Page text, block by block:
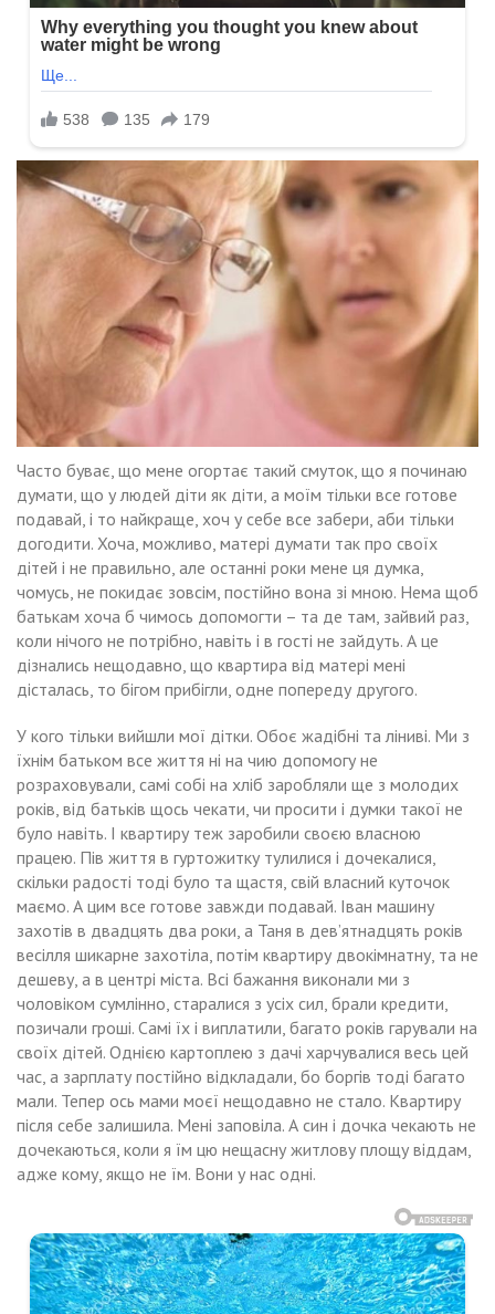
Часто буває, що мене огортає такий смуток, що я починаю
думати, що у людей діти як діти, а моїм тільки все готове
подавай, і то найкраще, хоч у себе все забери, аби тільки
догодити. Хоча, можливо, матері думати так про своїх
дітей і не правильно, але останні роки мене ця думка,
чомусь, не покидає зовсім, постійно вона зі мною. Нема щоб
батькам хоча б чимось допомогти – та де там, зайвий раз,
коли нічого не потрібно, навіть і в гості не зайдуть. А це
дізнались нещодавно, що квартира від матері мені
дісталась, то бігом прибігли, одне попереду другого.
У кого тільки вийшли мої дітки. Обоє жадібні та ліниві. Ми з
їхнім батьком все життя ні на чию допомогу не
розраховували, самі собі на хліб заробляли ще з молодих
років, від батьків щось чекати, чи просити і думки такої не
було навіть. І квартиру теж заробили своєю власною
працею. Пів життя в гуртожитку тулилися і дочекалися,
скільки радості тоді було та щастя, свій власний куточок
маємо. А цим все готове завжди подавай. Іван машину
захотів в двадцять два роки, а Таня в дев’ятнадцять років
весілля шикарне захотіла, потім квартиру двокімнатну, та не
дешеву, а в центрі міста. Всі бажання виконали ми з
чоловіком сумлінно, старалися з усіх сил, брали кредити,
позичали гроші. Самі їх і виплатили, багато років гарували на
своїх дітей. Однією картоплею з дачі харчувалися весь цей
час, а зарплату постійно відкладали, бо боргів тоді багато
мали. Тепер ось мами моєї нещодавно не стало. Квартиру
після себе залишила. Мені заповіла. А син і дочка чекають не
дочекаються, коли я їм цю нещасну житлову площу віддам,
адже кому, якщо не їм. Вони у нас одні.